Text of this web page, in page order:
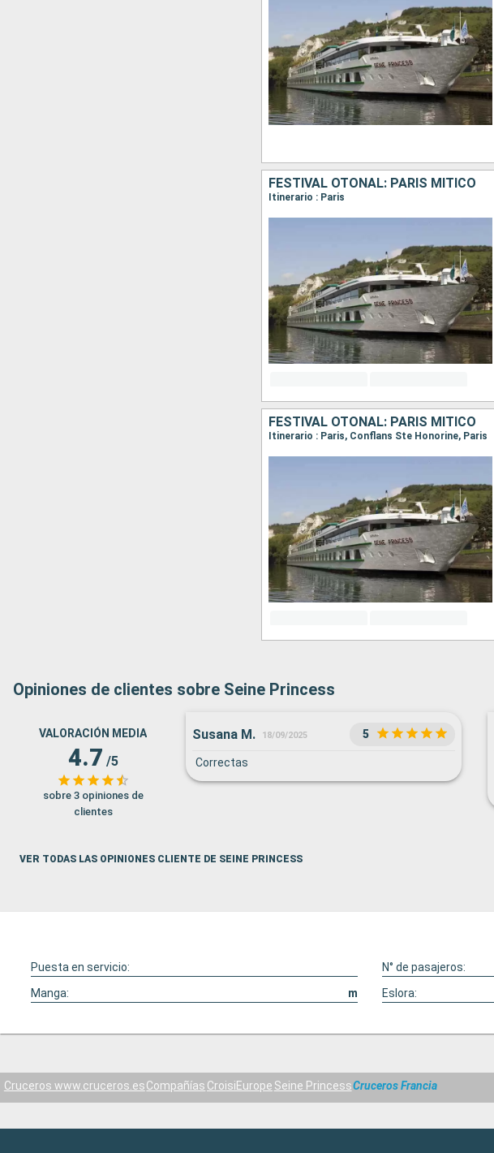
FESTIVAL OTOÑAL: PARÍS MÍTICO
Itinerario : Paris
FESTIVAL OTOÑAL: PARÍS MÍTICO
Itinerario : Paris, Conflans Ste Honorine, Paris
Opiniones de clientes sobre Seine Princess
VALORACIÓN MEDIA
4.7 /5
sobre 3 opiniones de
clientes
Susana M. 18/09/2025 5
Correctas
VER TODAS LAS OPINIONES CLIENTE DE SEINE PRINCESS
Puesta en servicio: N° de pasajeros:
Manga:
m Eslora:
Cruceros www.cruceros.esCompañías CroisiEurope Seine PrincessCruceros Francia